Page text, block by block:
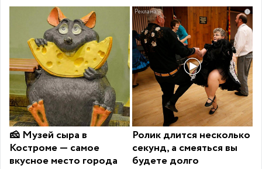
🧀 Музей сыра в
Костроме — самое
вкусное место города
i
Ролик длится несколько
секунд, а смеяться вы
будете долго